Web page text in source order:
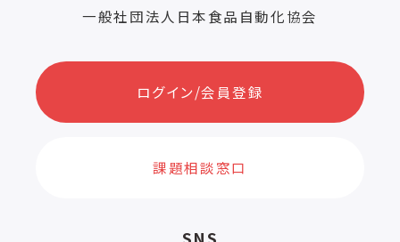
一般社団法人日本食品自動化協会
ログイン/会員登録
課題相談窓口
SNS